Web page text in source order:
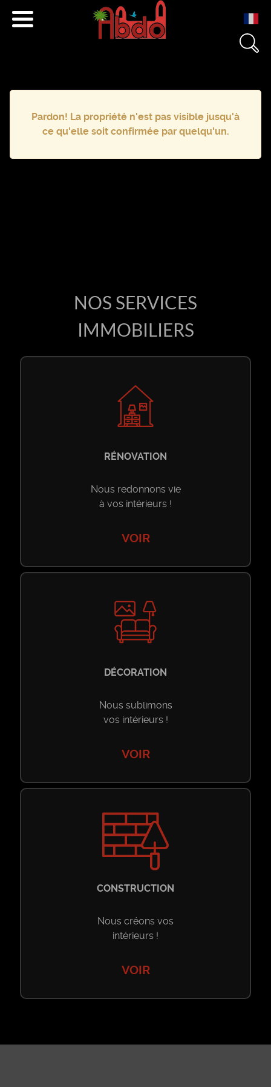
+212 666 233 454
contact@essaouira.immo
Pardon! La propriété n'est pas visible jusqu'à
ce qu'elle soit confirmée par quelqu'un.
NOS SERVICES
IMMOBILIERS
RÉNOVATION
Nous redonnons vie
à vos intérieurs !
VOIR
DÉCORATION
Nous sublimons
vos intérieurs !
VOIR
CONSTRUCTION
Nous créons vos
intérieurs !
VOIR